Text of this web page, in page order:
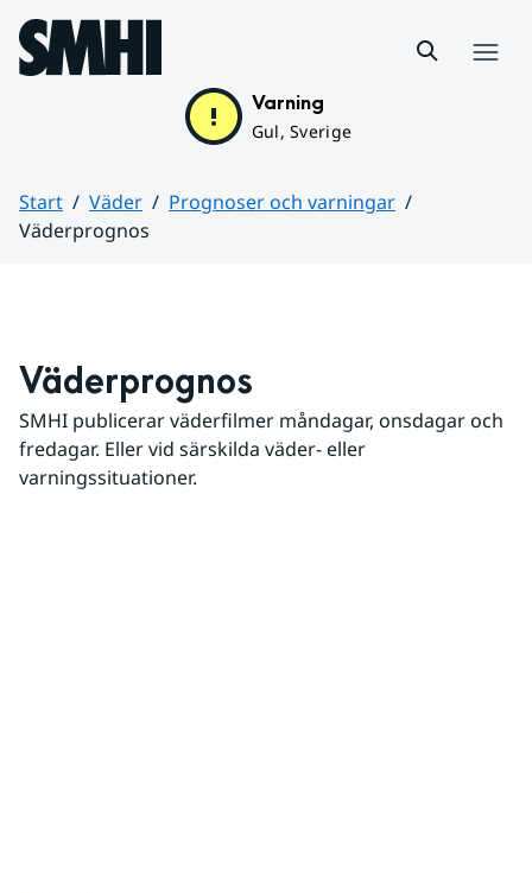
Hoppa till sidans innehåll
Varning
Gul, Sverige
Start Väder
Prognoser och varningar
Väderprognos
Väderprognos
SMHI publicerar väderfilmer måndagar, onsdagar och
fredagar. Eller vid särskilda väder- eller
varningssituationer.